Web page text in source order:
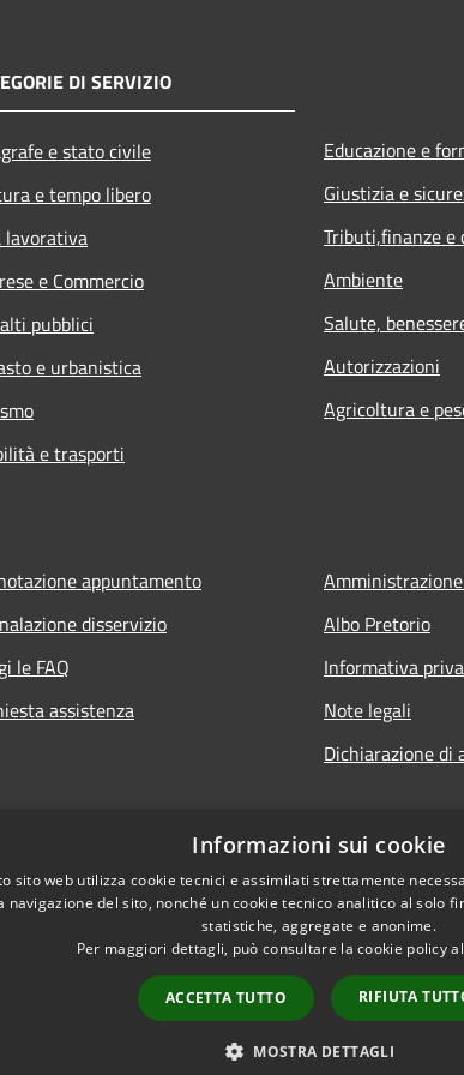
DI SERVIZIO
e stato civile
e tempo libero
lavorativa
e Commercio
pubblici
e urbanistica
e trasporti
Educazione e
Giustizia e
Tributi,finanze e
Ambiente
Salute,
Autorizzazioni
Agricoltura e
appuntamento
disservizio
le FAQ
assistenza
Albo Pretorio
Informativa
Note legali
Dichiarazione di
Informazioni sui cookie
sito web utilizza cookie tecnici e assimilati strettamente
navigazione del sito, nonché un cookie tecnico analitico al solo
statistiche, aggregate e anonime.
Per maggiori dettagli, può consultare la cookie policy
ACCETTA TUTTO RIFIUTA
MOSTRA DETTAGLI